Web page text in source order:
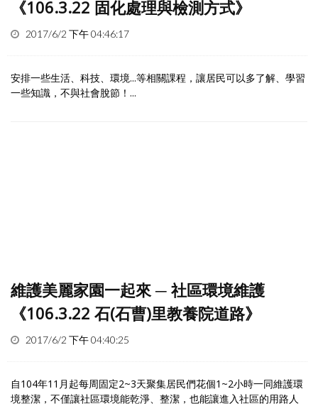
《106.3.22 固化處理與檢測方式》
2017/6/2 下午 04:46:17
安排一些生活、科技、環境...等相關課程，讓居民可以多了解、學習
一些知識，不與社會脫節！...
維護美麗家園一起來 ─ 社區環境維護
《106.3.22 石(石曹)里教養院道路》
2017/6/2 下午 04:40:25
自104年11月起每周固定2~3天聚集居民們花個1~2小時一同維護環
境整潔，不僅讓社區環境能乾淨、整潔，也能讓進入社區的用路人